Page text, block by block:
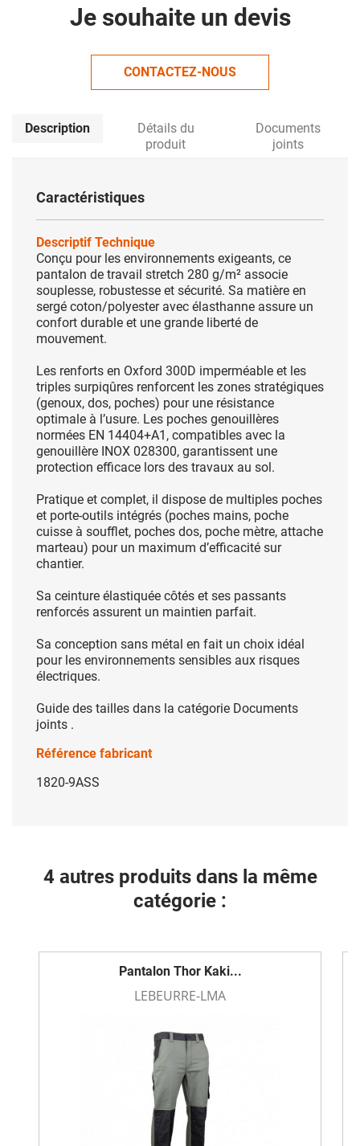
Je souhaite un devis
CONTACTEZ-NOUS
Description
Détails du
produit
Documents
joints
Caractéristiques
Descriptif Technique
Conçu pour les environnements exigeants, ce
pantalon de travail stretch 280 g/m² associe
souplesse, robustesse et sécurité. Sa matière en
sergé coton/polyester avec élasthanne assure un
confort durable et une grande liberté de
mouvement.
Les renforts en Oxford 300D imperméable et les
triples surpiqûres renforcent les zones stratégiques
(genoux, dos, poches) pour une résistance
optimale à l’usure. Les poches genouillères
normées EN 14404+A1, compatibles avec la
genouillère INOX 028300, garantissent une
protection efficace lors des travaux au sol.
Pratique et complet, il dispose de multiples poches
et porte-outils intégrés (poches mains, poche
cuisse à soufflet, poches dos, poche mètre, attache
marteau) pour un maximum d’efficacité sur
chantier.
Sa ceinture élastiquée côtés et ses passants
renforcés assurent un maintien parfait.
Sa conception sans métal en fait un choix idéal
pour les environnements sensibles aux risques
électriques.
Guide des tailles dans la catégorie Documents
joints .
Référence fabricant
1820-9ASS
4 autres produits dans la même
catégorie :
Pantalon Thor Kaki...
LEBEURRE-LMA